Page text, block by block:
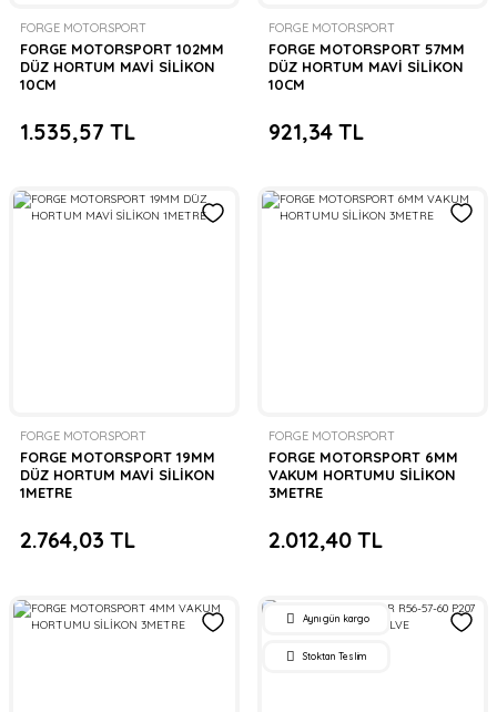
FORGE MOTORSPORT
FORGE MOTORSPORT 102MM
DÜZ HORTUM MAVİ SİLİKON
10CM
1.535,57 TL
FORGE MOTORSPORT
FORGE MOTORSPORT 57MM
DÜZ HORTUM MAVİ SİLİKON
10CM
921,34 TL
FORGE MOTORSPORT
FORGE MOTORSPORT 19MM
DÜZ HORTUM MAVİ SİLİKON
1METRE
2.764,03 TL
FORGE MOTORSPORT
FORGE MOTORSPORT 6MM
VAKUM HORTUMU SİLİKON
3METRE
2.012,40 TL
Aynı gün kargo
Stoktan Teslim